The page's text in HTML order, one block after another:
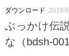
ダウンロード 2018
ぶっかけ伝
な（bdsh-